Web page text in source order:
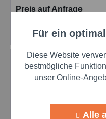
Preis auf Anfrage
Details
Funktionale
Marketing
Für ein
Diese Website
bestmögliche
unser Online-
Alle